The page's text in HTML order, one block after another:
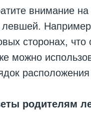
внимание
сторонах,
можно
родителям